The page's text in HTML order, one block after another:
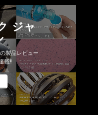
ジャ
製品レビュー
載!!